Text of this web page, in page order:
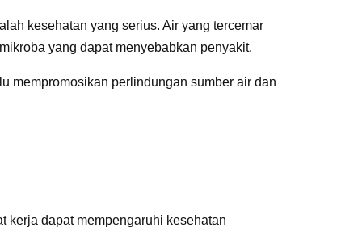
kesehatan yang serius. Air yang tercemar
yang dapat menyebabkan penyakit.
mempromosikan perlindungan sumber air dan
kerja dapat mempengaruhi kesehatan